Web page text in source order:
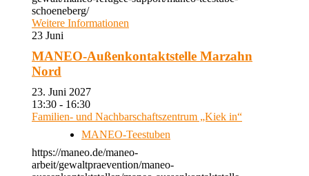
schoeneberg/
Weitere Informationen
23 Juni
MANEO-Außenkontaktstelle Marzahn
Nord
23. Juni 2027
13:30 - 16:30
Familien- und Nachbarschaftszentrum „Kiek in“
MANEO-Teestuben
https://maneo.de/maneo-
arbeit/gewaltpraevention/maneo-